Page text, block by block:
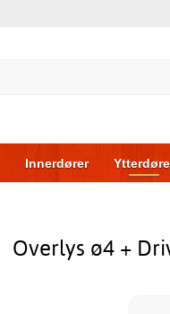
Innerdører
Overlys ø4 +